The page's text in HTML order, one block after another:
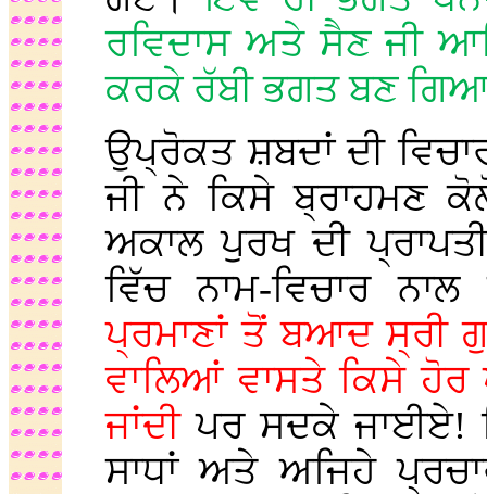
ਰਵਿਦਾਸ ਅਤੇ ਸੈਣ ਜੀ
ਕਰਕੇ ਰੱਬੀ ਭਗਤ ਬਣ
ਉਪ੍ਰੋਕਤ ਸ਼ਬਦਾਂ ਦੀ
ਜੀ ਨੇ ਕਿਸੇ ਬ੍ਰਾਹਮਣ
ਅਕਾਲ ਪੁਰਖ ਦੀ
ਵਿੱਚ ਨਾਮ-ਵਿਚਾਰ
ਪ੍ਰਮਾਣਾਂ ਤੋਂ ਬਆਦ ਸ੍ਰੀ
ਵਾਲਿਆਂ ਵਾਸਤੇ ਕਿਸੇ ਹੋਰ
ਜਾਂਦੀਪਰ ਸਦਕੇ ਜਾਈਏ!
ਸਾਧਾਂ ਅਤੇ ਅਜਿਹੇ